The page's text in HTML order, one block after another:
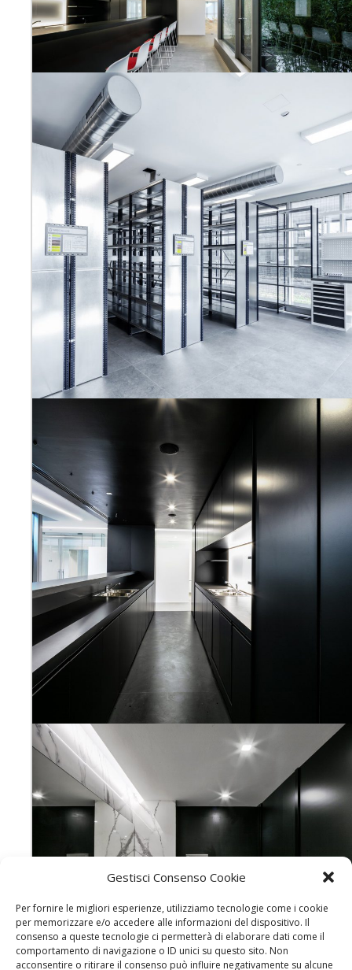
Gestisci Consenso Cookie
Per fornire le migliori esperienze, utilizziamo tecnologie come i cookie
per memorizzare e/o accedere alle informazioni del dispositivo. Il
consenso a queste tecnologie ci permetterà di elaborare dati come il
comportamento di navigazione o ID unici su questo sito. Non
acconsentire o ritirare il consenso può influire negativamente su alcune